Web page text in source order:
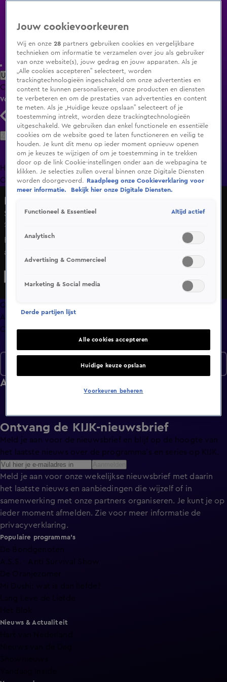
Uitzending Gemist Populaire programma's Zenders Genres
ClipsFilmsRadioSmart TV inlogShop
Volg KIJK
Zoeken
HomeUitzending Gemist Programma's De Bondgenoten
OranjezomerLivestreamsShop
Seizoen 2, aflevering 90
20 mei 2022, 19:35
Bekijk aflevering 90 van HLF8 uit seizoen 2 hier. Deze
aflevering is uitgezonden op 20 mei, 19:35 uur bij SBS6.
HLF8 is een Amusement programma
Overzicht
Afleveringen
Clips
Afleveringen
Ontvang de KIJK-nieuwsbrief
Meld je aan voor de nieuwsbrief en blijf op de hoogte van
het laatste nieuws over de programma’s en series op KIJK.
Meld je aan voor onze wekelijkse nieuwsbrief met daarin
het laatste nieuws en aanbiedingen die wijzelf of in
samenwerking met onze partners organiseren. Je kunt je op
ieder moment afmelden. Zie voor meer informatie de
privacyverklaring.
Populaire programma's
De Bondgenoten
A.S.S. - Anti Survival Show
De Oranjezomer
Mi Dushi: wat is dan liefde?
Lang Leve de Liefde
Nieuws & Actualiteit
Jouw cookievoorkeuren
Wij en onze28 partners gebruiken cookies en vergelijkbare
technieken om informatie te verzamelen over jou als gebruiker
van onze website(s), jouw gedrag en jouw apparaten. Als je
„Alle cookies accepteren” selecteert, worden
trackingtechnologieën ingeschakeld om onze advertenties en
content te kunnen personaliseren, onze producten en diensten
te verbeteren en om de prestaties van advertenties en content
te meten. Als je „Huidige keuze opslaan” selecteert of je
toestemming intrekt, worden deze trackingtechnologieën
uitgeschakeld. We gebruiken dan enkel functionele en essentiële
cookies om de website goed te laten functioneren en veilig te
houden. Je kunt dit menu op ieder moment opnieuw openen
om je keuzes te wijzigen of om je toestemming in te trekken
door op de link Cookie-instellingen onder aan de webpagina te
klikken. Je selecties zullen overal binnen onze Digitale Diensten
worden doorgevoerd.
Raadpleeg onze Cookieverklaring voor
meer informatie.
Bekijk hier onze Digitale Diensten.
Functioneel & Essentieel Altijd actief
Analytisch
Advertising & Commercieel
Marketing & Social media
Derde partijen lijst
Alle cookies accepteren
Huidige keuze opslaan
Voorkeuren beheren